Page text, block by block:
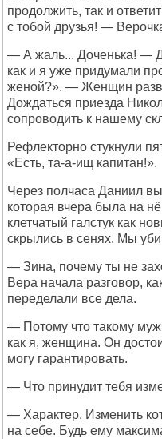
продолжить, так и
с тобой друзья! —
— А жаль... Доченька! —
как и я уже придумали
женой?». — Женщин
Дождаться приезда
сопроводить к нашему
Рефлекторно стукнули
«Есть, та-а-ищ капитан!».
Через полчаса Даниил
которая вчера была на
клетчатый галстук как
скрылись в сенях. Мы
— Зина, почему ты не
Вера начала разговор,
переделали все дела.
— Потому что такому
как я, женщина. Он
могу гарантировать.
— Что принудит тебя
— Характер. Изменить
на себе. Будь ему